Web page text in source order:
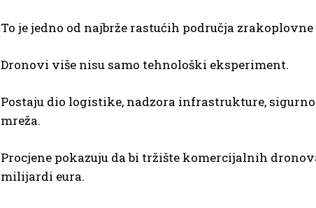
To je jedno od najbrže rastućih područja
Dronovi više nisu samo tehnološki eksperiment.
Postaju dio logistike, nadzora infrastrukture,
mreža.
Procjene pokazuju da bi tržište komercijalnih
milijardi eura.